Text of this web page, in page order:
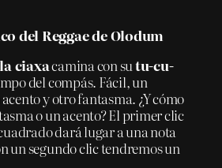
del Reggae de Olodum
la ciaxacamina con sutu-cu-
del compás. Fácil, un
y otro fantasma. ¿Y cómo
o un acento? El primer clic
dará lugar a una nota
un segundo clic tendremos un